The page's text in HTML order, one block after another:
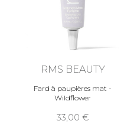
RMS BEAUTY
Fard à paupières mat -
Wildflower
33,00